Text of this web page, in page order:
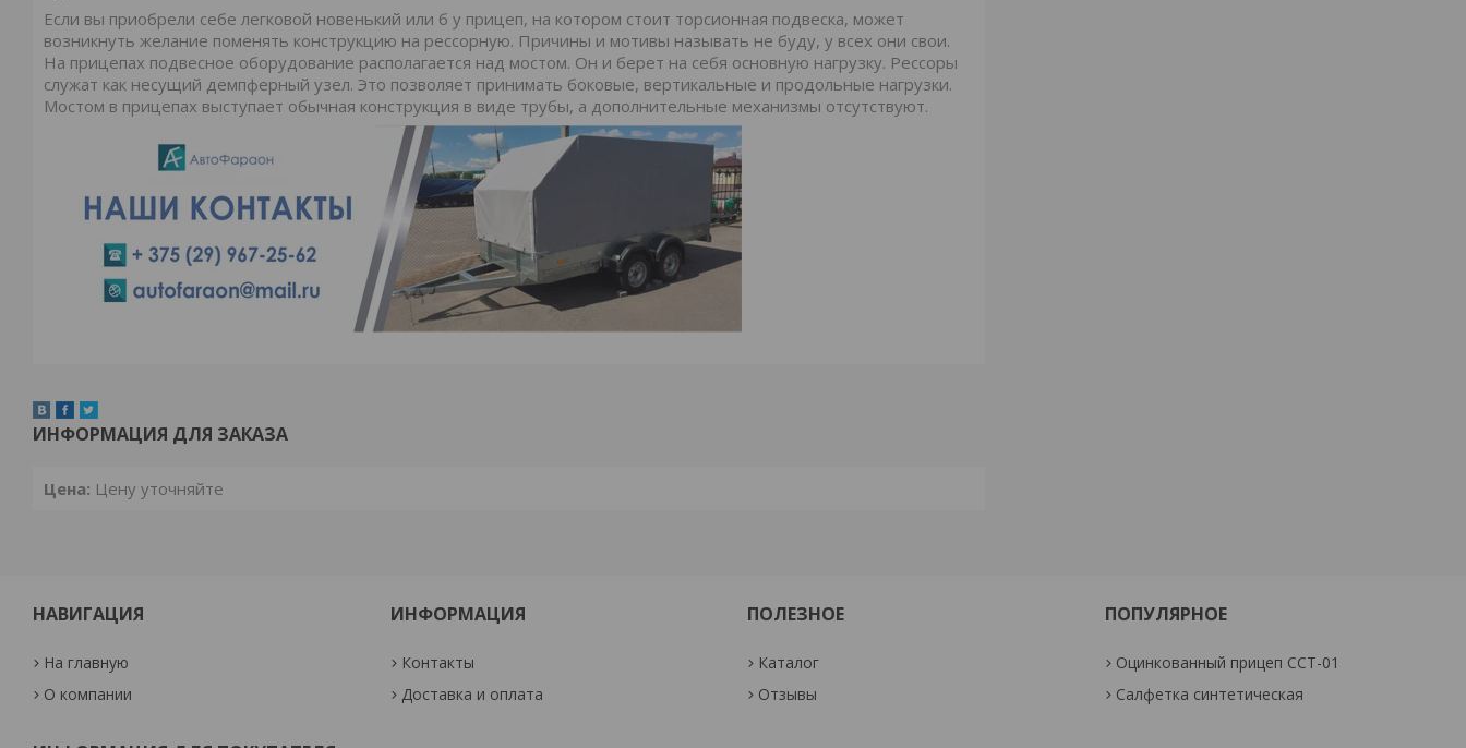
Если вы приобрели себе легковой новенький или б у прицеп, на котором стоит торсионная подвеска, может
возникнуть желание поменять конструкцию на рессорную. Причины и мотивы называть не буду, у всех они свои.
На прицепах подвесное оборудование располагается над мостом. Он и берет на себя основную нагрузку. Рессоры
служат как несущий демпферный узел. Это позволяет принимать боковые, вертикальные и продольные нагрузки.
Мостом в прицепах выступает обычная конструкция в виде трубы, а дополнительные механизмы отсутствуют.
ИНФОРМАЦИЯ ДЛЯ ЗАКАЗА
Цена: Цену уточняйте
НАВИГАЦИЯ
На главную
О компании
ИНФОРМАЦИЯ
Контакты
Доставка и оплата
ПОЛЕЗНОЕ
Каталог
Отзывы
ПОПУЛЯРНОЕ
Оцинкованный прицеп ССТ-01
Салфетка синтетическая